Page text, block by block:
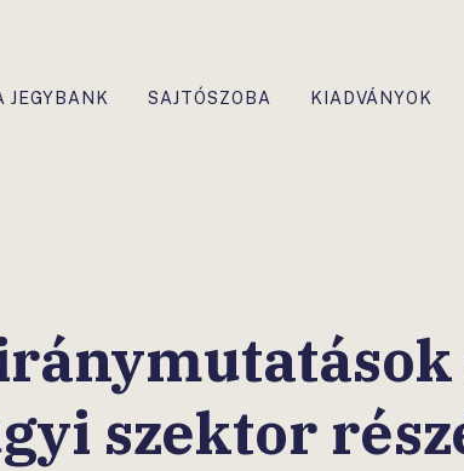
JEGYBANK SAJTÓSZOBA KIADVÁNYOK
szektor